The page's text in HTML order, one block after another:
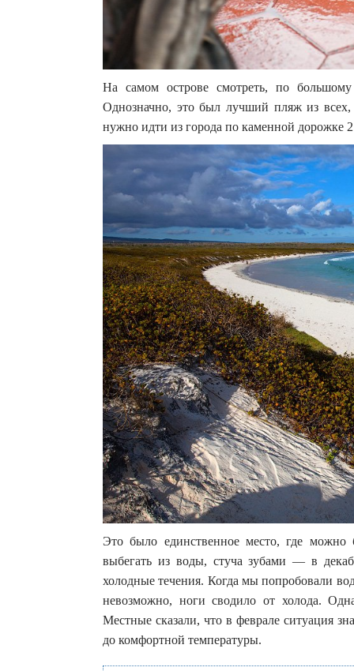
На самом острове смотреть, по
Однозначно, это был лучший пляж из
нужно идти из города по каменной дорожке
Это было единственное место, где можно
выбегать из воды, стуча зубами — в
холодные течения. Когда мы попробовали
невозможно, ноги сводило от холода.
Местные сказали, что в феврале ситуация
до комфортной температуры.